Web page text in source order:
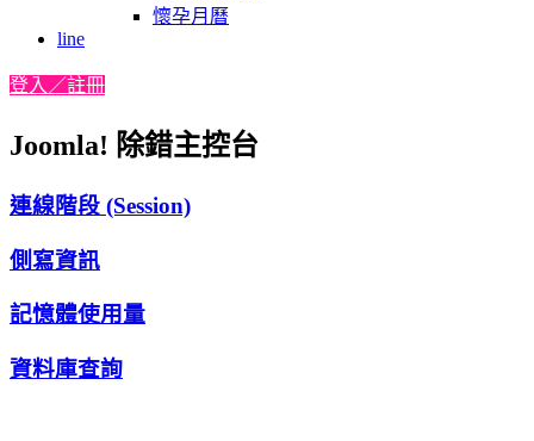
懷孕月曆
line
登入／註冊
Joomla! 除錯主控台
連線階段 (Session)
側寫資訊
記憶體使用量
資料庫查詢